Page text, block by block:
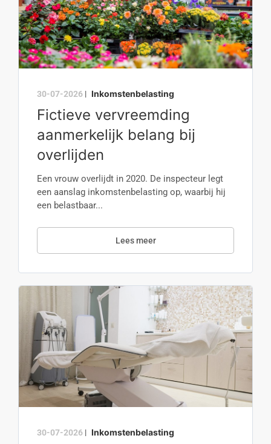
30-07-2026 | Inkomstenbelasting
Fictieve vervreemding
aanmerkelijk belang bij
overlijden
Een vrouw overlijdt in 2020. De inspecteur legt
een aanslag inkomstenbelasting op, waarbij hij
een belastbaar...
Lees meer
30-07-2026 | Inkomstenbelasting